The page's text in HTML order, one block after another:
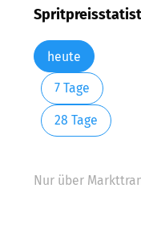
heute
7 Tage
28 Tage
Nur über